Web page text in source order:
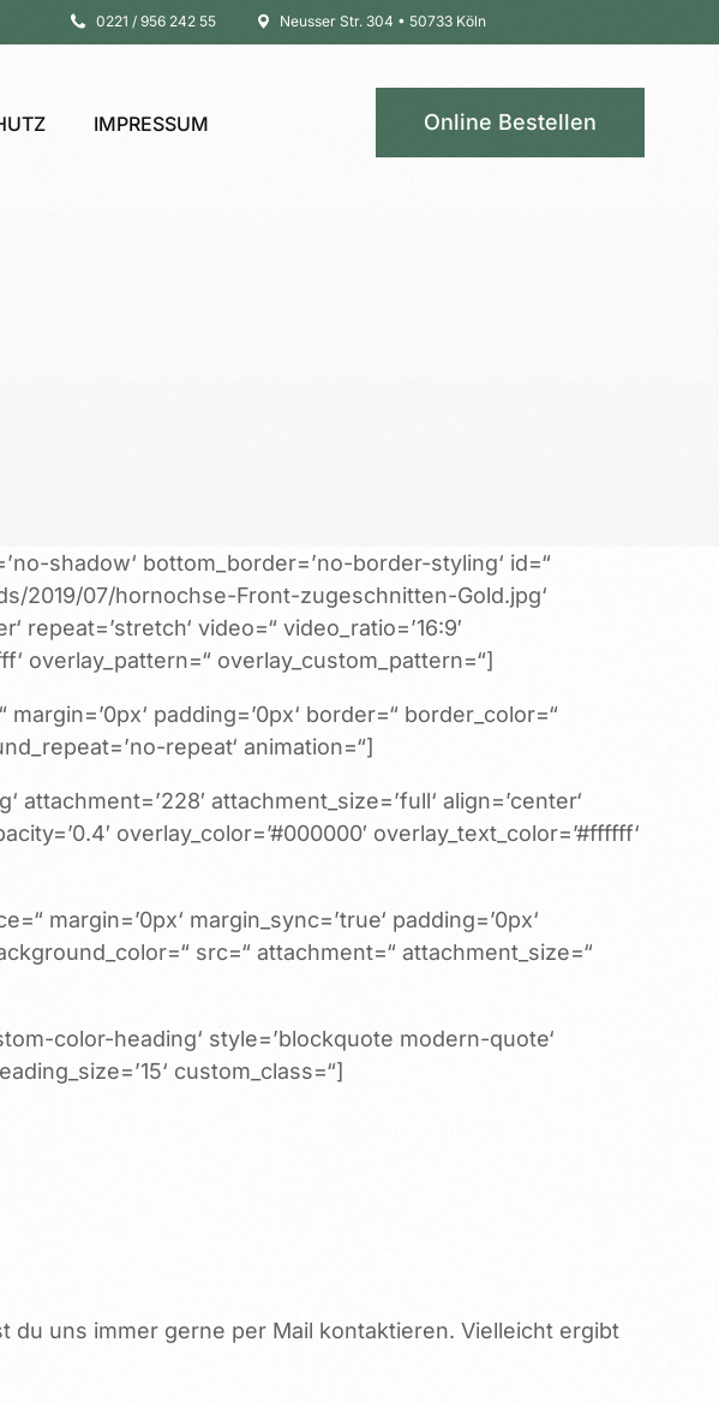
0221 / 956 242 55 Neusser Str. 304 • 50733 Köln
IMPRESSUM Online Bestellen
shadow‘ bottom_border=’no-border-styling‘ id=“
2019/07/hornochse-Front-zugeschnitten-Gold.jpg‘
repeat=’stretch‘ video=“ video_ratio=’16:9′
overlay_pattern=“ overlay_custom_pattern=“]
padding=’0px‘ border=“ border_color=“
repeat‘ animation=“]
attachment_size=’full‘ align=’center‘
overlay_color=’#000000′ overlay_text_color=’#ffffff‘
margin=’0px‘ margin_sync=’true‘ padding=’0px‘
src=“ attachment=“ attachment_size=“
color-heading‘ style=’blockquote modern-quote‘
custom_class=“]
uns immer gerne per Mail kontaktieren. Vielleicht ergibt